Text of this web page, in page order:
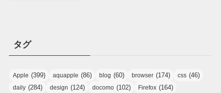
タグ
Apple (399) aquapple (86) blog (60) browser (174) css (46)
daily (284) design (124) docomo (102) Firefox (164)